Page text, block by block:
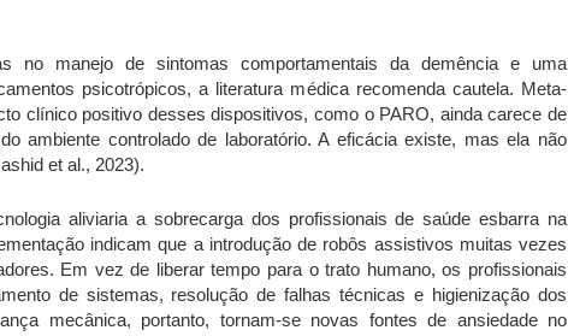
no manejo de sintomas comportamentais da demência e uma
psicotrópicos, a literatura médica recomenda cautela. Meta-
clínico positivo desses dispositivos, como o PARO, ainda carece de
ambiente controlado de laboratório. A eficácia existe, mas ela não
et al., 2023).
aliviaria a sobrecarga dos profissionais de saúde esbarra na
indicam que a introdução de robôs assistivos muitas vezes
Em vez de liberar tempo para o trato humano, os profissionais
de sistemas, resolução de falhas técnicas e higienização dos
mecânica, portanto, tornam-se novas fontes de ansiedade no